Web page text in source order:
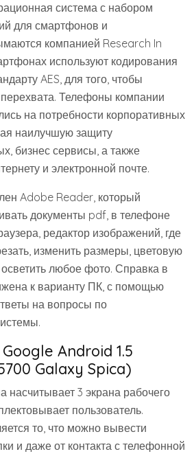
система с набором
для смартфонов и
компанией Research In
используют кодирования
AES, для того, чтобы
Телефоны компании
на потребности корпоративных
наилучшую защиту
бизнес сервисы, а также
и электронной почте.
Adobe Reader, который
документы pdf, в телефоне
редактор изображений, где
изменить размеры, цветовую
любое фото. Справка в
к варианту ПК, с помощью
на вопросы по
Android 1.5
Galaxy Spica)
насчитывает 3 экрана рабочего
пользователь.
то, что можно вывести
и даже от контакта с телефонной